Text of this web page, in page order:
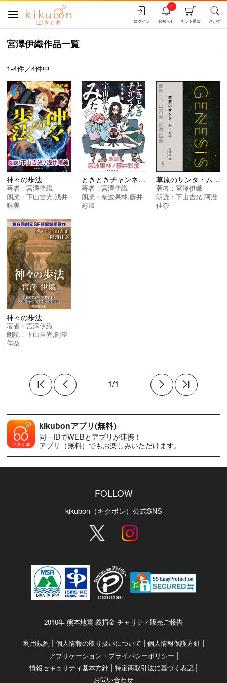
さがす
ネット通販
お知らせ
i
ログイン
宮澤伊織作品一覧
1-4件／4件中
神々の歩法
著者：宮澤伊織
朗読：下山吉光,浅井
晴美
ときときチャンネル 宇宙飲んでみた
著者： 宮澤伊織
朗読： 奈波果林,藤井
彩加
草原のサンタ・ムエルテ ＜Ｇｅｎｅｓｉｓ 一万年の午後＞
著者：宮澤伊織
朗読：下山吉光,阿澄
佳奈
神々の歩法
著者：宮澤伊織
朗読：下山吉光,阿澄
佳奈
1/1
kikubonアプリ(無料)
同一IDでWEBとアプリが連携！
アプリ（無料）でもお楽しみいただけます。
FOLLOW
kikubon（キクボン）公式SNS
2016年 熊本地震 義捐金 チャリティ販売ご報告
利用規約 | 個人情報の取り扱いについて | 個人情報保護方針|
アプリケーション・プライバシーポリシー |
情報セキュリティ基本方針 | 特定商取引法に基づく表記 |
お問い合わせ